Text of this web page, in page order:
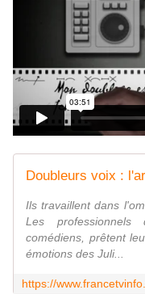
Ils travaillent dans
Les
comédiens, prêtent
émotions des Juli...